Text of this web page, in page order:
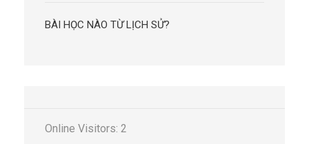
BÀI HỌC NÀO TỪ LỊCH SỬ?
Online Visitors: 2